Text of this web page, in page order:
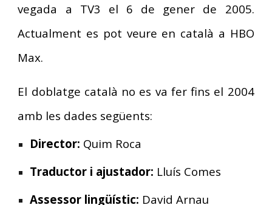
vegada a TV3 el 6 de gener de 2005.
Actualment es pot veure en català a HBO
Max.
El doblatge català no es va fer fins el 2004
amb les dades següents:
Director: Quim Roca
Traductor i ajustador: Lluís Comes
Assessor lingüístic: David Arnau